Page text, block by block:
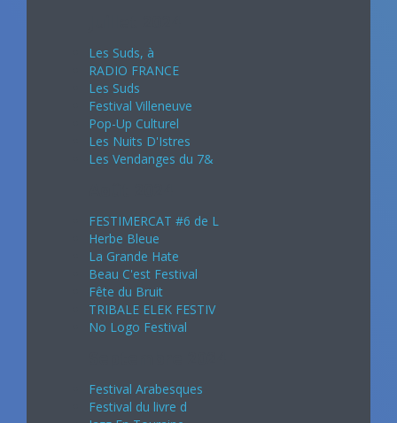
Les Suds, à
RADIO FRANCE
Les Suds
Festival Villeneuve
Pop-Up Culturel
Les Nuits D'Istres
Les Vendanges du 7&
FESTIMERCAT #6 de L
Herbe Bleue
La Grande Hate
Beau C'est Festival
Fête du Bruit
TRIBALE ELEK FESTIV
No Logo Festival
Festival Arabesques
Festival du livre d